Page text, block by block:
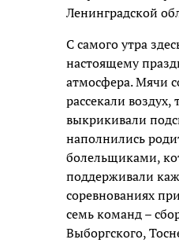
Ленинградской
С самого утра
настоящему
атмосфера. Мячи
рассекали воздух,
выкрикивали
наполнились
болельщиками,
поддерживали
соревнованиях
семь команд –
Выборгского,